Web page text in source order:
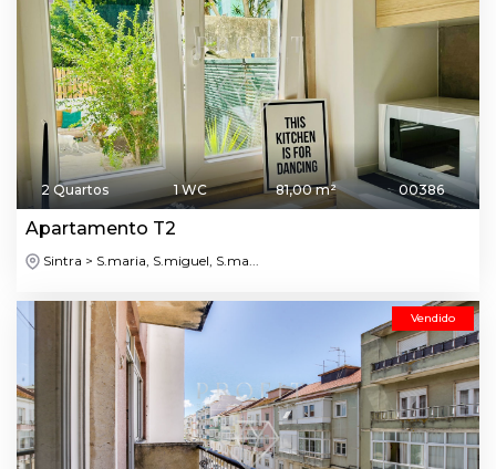
2 Quartos 1 WC 81,00 m² 00386
Apartamento T2
Sintra > S.maria, S.miguel, S.ma...
Vendido